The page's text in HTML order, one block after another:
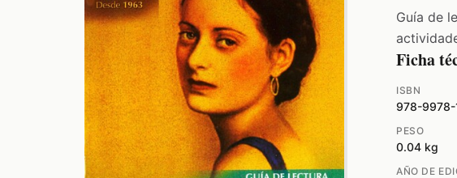
Guía de
Ficha
ISBN
978-
PESO
0.04 kg
AÑO DE